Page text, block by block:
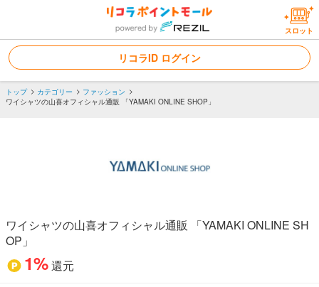
スロット
リコラID ログイン
トップ カテゴリー
ファッション
ワイシャツの山喜オフィシャル通販 「YAMAKI ONLINE SHOP」
ワイシャツの山喜オフィシャル通販 「YAMAKI ONLINE SH
OP」
1%還元